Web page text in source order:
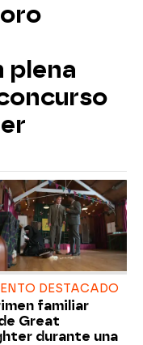
plena
DESTACADO
familiar
Great
durante una